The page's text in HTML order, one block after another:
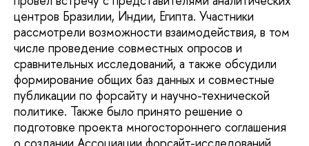
центров Бразилии, Индии, Египта. Участники
рассмотрели возможности взаимодействия, в том
числе проведение совместных опросов и
сравнительных исследований, а также обсудили
формирование общих баз данных и совместные
публикации по форсайту и научно-технической
политике. Также было принято решение о
подготовке проекта многостороннего соглашения